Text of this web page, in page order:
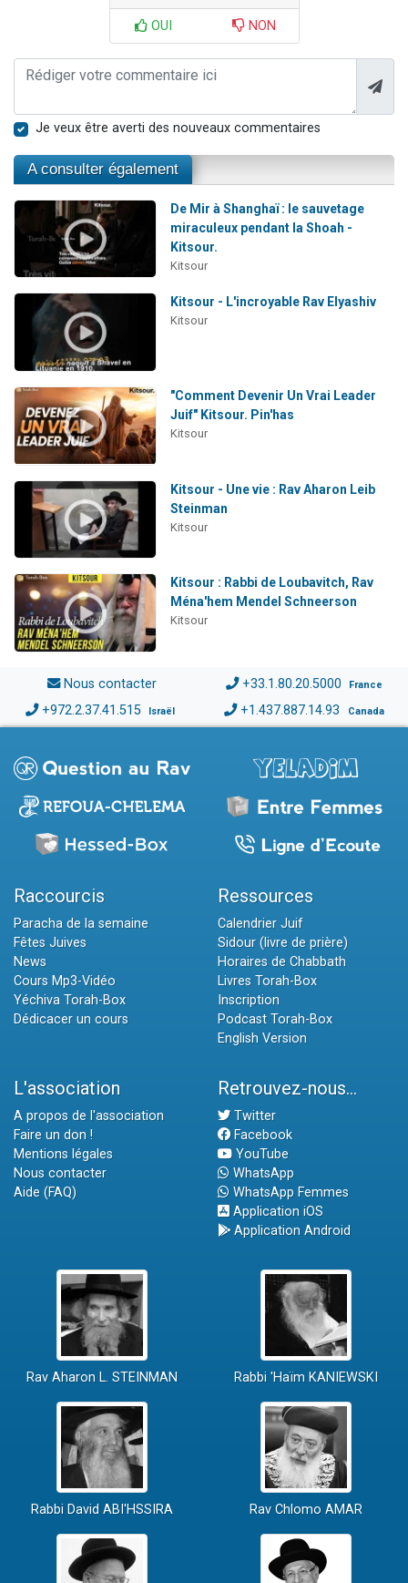
OUI NON
Je veux être averti des nouveaux commentaires
A consulter également
De Mir à Shanghaï : le sauvetage
miraculeux pendant la Shoah -
Kitsour.
Kitsour
Kitsour - L'incroyable Rav Elyashiv
Kitsour
"Comment Devenir Un Vrai Leader
Juif" Kitsour. Pin'has
Kitsour
Kitsour - Une vie : Rav Aharon Leib
Steinman
Kitsour
Kitsour : Rabbi de Loubavitch, Rav
Ména'hem Mendel Schneerson
Kitsour
Nous contacter +33.1.80.20.5000 France
+972.2.37.41.515 Israël +1.437.887.14.93 Canada
Raccourcis
Paracha de la semaine
Fêtes Juives
News
Cours Mp3-Vidéo
Yéchiva Torah-Box
Dédicacer un cours
Ressources
Calendrier Juif
Sidour (livre de prière)
Horaires de Chabbath
Livres Torah-Box
Inscription
Podcast Torah-Box
English Version
L'association
A propos de l'association
Faire un don !
Mentions légales
Nous contacter
Aide (FAQ)
Retrouvez-nous...
Twitter
Facebook
YouTube
WhatsApp
WhatsApp Femmes
Application iOS
Application Android
Rav Aharon L. STEINMAN Rabbi 'Haïm KANIEWSKI
Rabbi David ABI'HSSIRA Rav Chlomo AMAR